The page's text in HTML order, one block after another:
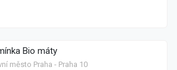
Bio máty
město Praha - Praha 10